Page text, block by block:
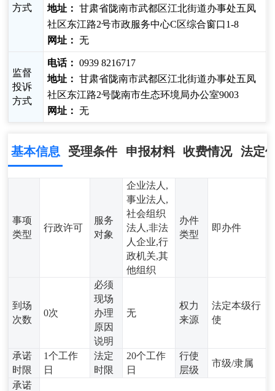
方式
地址： 甘肃省陇南市武都区江北街道办事处五凤
社区东江路2号市政服务中心C区综合窗口1-8
网址： 无
监督
投诉
方式
电话： 0939 8216717
地址： 甘肃省陇南市武都区江北街道办事处五凤
社区东江路2号陇南市生态环境局办公室9003
网址： 无
基本信息 受理条件 申报材料 收费情况 法定
事项
类型
行政许可
服务
对象
企业法人,
事业法人,
社会组织
法人,非法
人企业,行
政机关,其
他组织
办件
类型
即办件
到场
次数
0次
必须
现场
办理
原因
说明
无
权力
来源
法定本级行
使
承诺
时限
1个工作
日
法定
时限
20个工作
日
行使
层级
市级/隶属
承诺